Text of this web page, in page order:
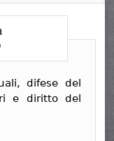
difese del
e diritto del